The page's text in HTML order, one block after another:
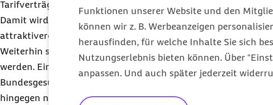
Funktionen unserer Website und den
können wir z. B. Werbeanzeigen
herausfinden, für welche Inhalte Sie sich
Nutzungserlebnis bieten können. Über
anpassen. Und auch später jederzeit
Tarifverträgen oder kirchlichen Arbeitsrechtsregelungen
Damit wird ein deutlicher Anreiz gesetzt, Pflegekräften in der
attraktivere Löhne zu zahlen.
Weiterhin sieht das
vor, dass einzelne Pflegeleistungen
werden. Eine generelle Dynamisierung – wie ursprünglich im
Bundesgesundheitsministeriums für eine Pflegereform
hingegen nicht geben.